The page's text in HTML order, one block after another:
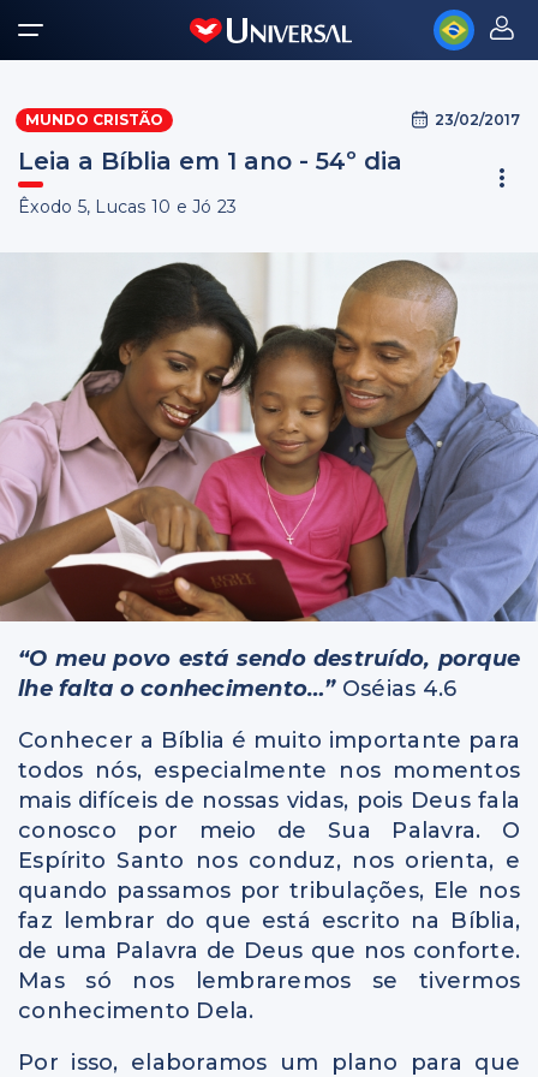
MUNDO CRISTÃO 23/02/2017
Leia a Bíblia em 1 ano - 54º dia
Êxodo 5, Lucas 10 e Jó 23
“O meu povo está sendo destruído, porque
lhe falta o conhecimento…”Oséias 4.6
Conhecer a Bíblia é muito importante para
todos nós, especialmente nos momentos
mais difíceis de nossas vidas, pois Deus fala
conosco por meio de Sua Palavra. O
Espírito Santo nos conduz, nos orienta, e
quando passamos por tribulações, Ele nos
faz lembrar do que está escrito na Bíblia,
de uma Palavra de Deus que nos conforte.
Mas só nos lembraremos se tivermos
conhecimento Dela.
Por isso, elaboramos um plano para que